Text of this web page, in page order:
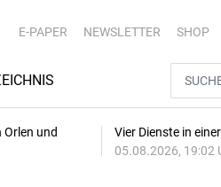
E-PAPER NEWSLETTER SHOP
und
Vier Dienste in
05.08.2026, 19:02